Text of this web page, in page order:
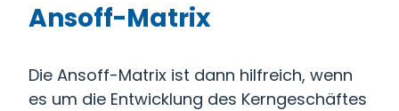
Ansoff-Matrix
Die Ansoff-Matrix ist dann hilfreich, wenn
es um die Entwicklung des Kerngeschäftes